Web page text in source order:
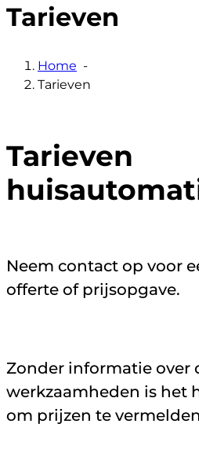
Tarieven
Home -
Tarieven
Tarieven
Neem contact op voor
offerte of prijsopgave.
Zonder informatie over
werkzaamheden is het
om prijzen te